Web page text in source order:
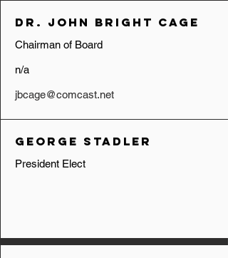
Dr. John Bright Cage
Chairman of Board
n/a
jbcage@comcast.net
George Stadler
President Elect